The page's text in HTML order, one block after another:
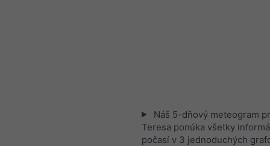
Náš 5-dňový meteogram
Teresa ponúka všetky
počasí v 3 jednoduchých